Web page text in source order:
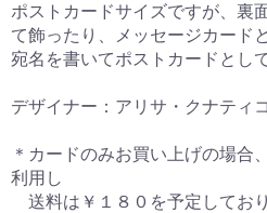
ポストカードサイズですが、裏
て飾ったり、メッセージカード
宛名を書いてポストカードとし
デザイナー：アリサ・クナティコ
＊カードのみお買い上げの場合
利用し
送料は￥１８０を予定しており